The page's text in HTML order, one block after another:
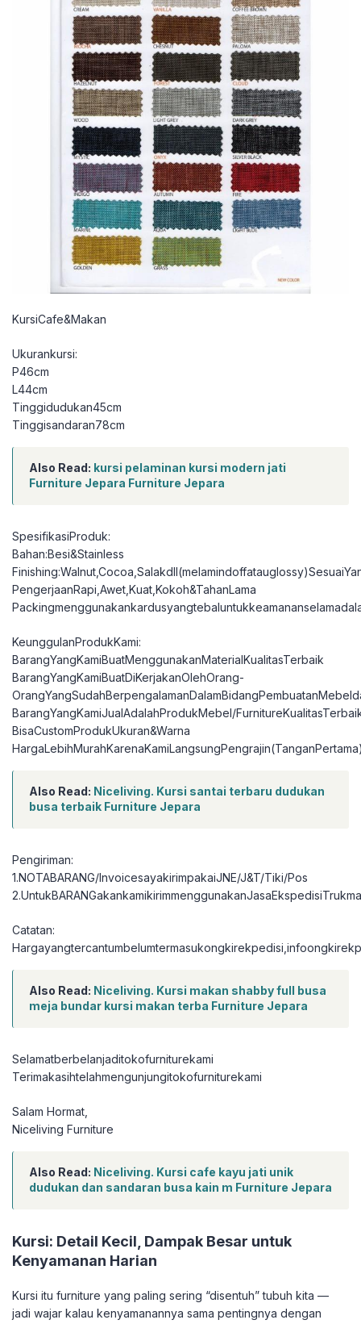
KursiCafe&Makan
Ukurankursi:
P46cm
L44cm
Tinggidudukan45cm
Tinggisandaran78cm
Also Read: kursi pelaminan kursi modern jati
Furniture Jepara Furniture Jepara
SpesifikasiProduk:
Bahan:Besi&Stainless
PengerjaanRapi,Awet,Kuat,Kokoh&TahanLama
KeunggulanProdukKami:
BarangYangKamiBuatMenggunakanMaterialKualitasTerbaik
BarangYangKamiBuatDiKerjakanOlehOrang-
BarangYangKamiJualAdalahProdukMebel/
BisaCustomProdukUkuran&Warna
Also Read: Niceliving. Kursi santai terbaru dudukan
busa terbaik Furniture Jepara
Pengiriman:
1.NOTABARANG/InvoicesayakirimpakaiJNE/J&T/Tiki/Pos
Catatan:
Also Read: Niceliving. Kursi makan shabby full busa
meja bundar kursi makan terba Furniture Jepara
Selamatberbelanjaditokofurniturekami
Terimakasihtelahmengunjungitokofurniturekami
Salam Hormat,
Niceliving Furniture
Also Read: Niceliving. Kursi cafe kayu jati unik
dudukan dan sandaran busa kain m Furniture Jepara
Kursi: Detail Kecil, Dampak Besar untuk
Kenyamanan Harian
Kursi itu furniture yang paling sering “disentuh” tubuh kita —
jadi wajar kalau kenyamanannya sama pentingnya dengan